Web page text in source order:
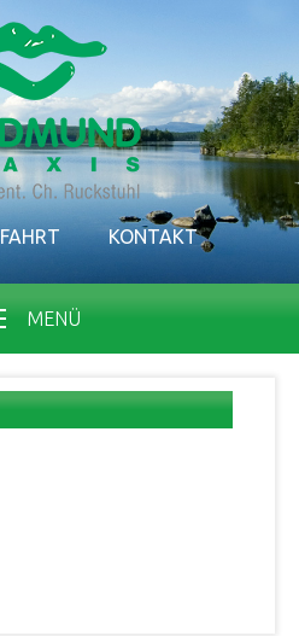
KONTAKT
MENÜ